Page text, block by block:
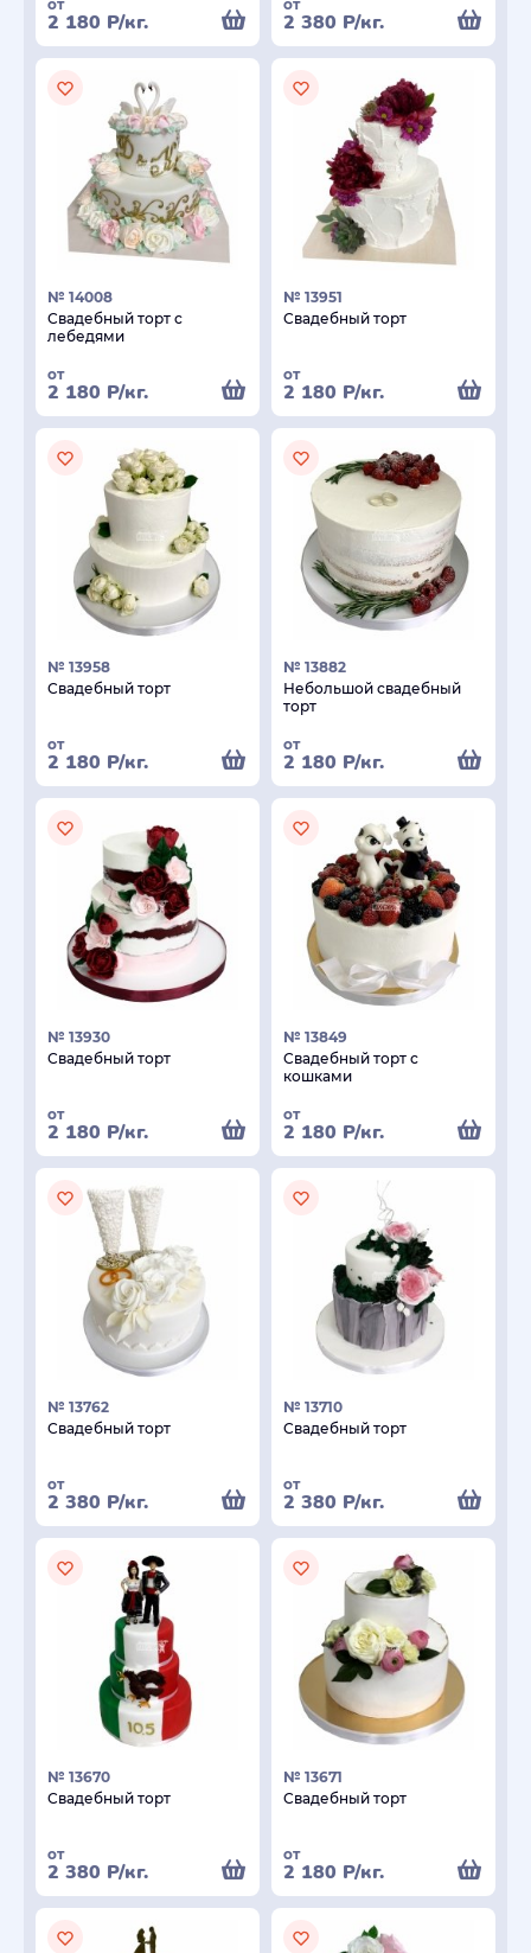
от
2 180 Р/кг.
от
2 380 Р/кг.
№ 14008
Свадебный торт с
лебедями
от
2 180 Р/кг.
№ 13951
Свадебный торт
от
2 180 Р/кг.
№ 13958
Свадебный торт
от
2 180 Р/кг.
№ 13882
Небольшой свадебный
торт
от
2 180 Р/кг.
№ 13930
Свадебный торт
от
2 180 Р/кг.
№ 13849
Свадебный торт с
кошками
от
2 180 Р/кг.
№ 13762
Свадебный торт
от
2 380 Р/кг.
№ 13710
Свадебный торт
от
2 380 Р/кг.
№ 13670
Свадебный торт
от
2 380 Р/кг.
№ 13671
Свадебный торт
от
2 180 Р/кг.